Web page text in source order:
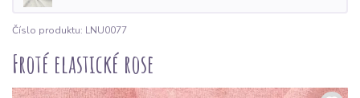
Číslo produktu: LNU0077
Froté elastické rose